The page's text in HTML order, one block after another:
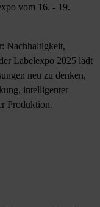
vom 16. - 19.
Nachhaltigkeit,
Labelexpo 2025 lädt
neu zu denken,
intelligenter
Produktion.